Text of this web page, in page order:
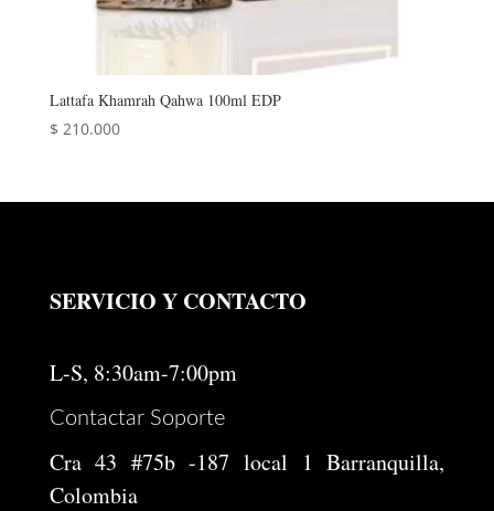
Lattafa Khamrah Qahwa 100ml EDP
$ 210.000
SERVICIO Y CONTACTO
L-S, 8:30am-7:00pm
Contactar Soporte
Cra 43 #75b -187 local 1 Barranquilla,
Colombia